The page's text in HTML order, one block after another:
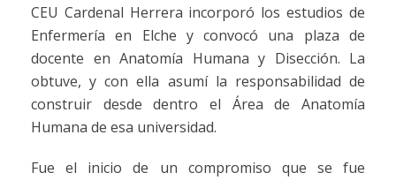
CEU Cardenal Herrera incorporó los estudios de
Enfermería en Elche y convocó una plaza de
docente en Anatomía Humana y Disección. La
obtuve, y con ella asumí la responsabilidad de
construir desde dentro el Área de Anatomía
Humana de esa universidad.
Fue el inicio de un compromiso que se fue